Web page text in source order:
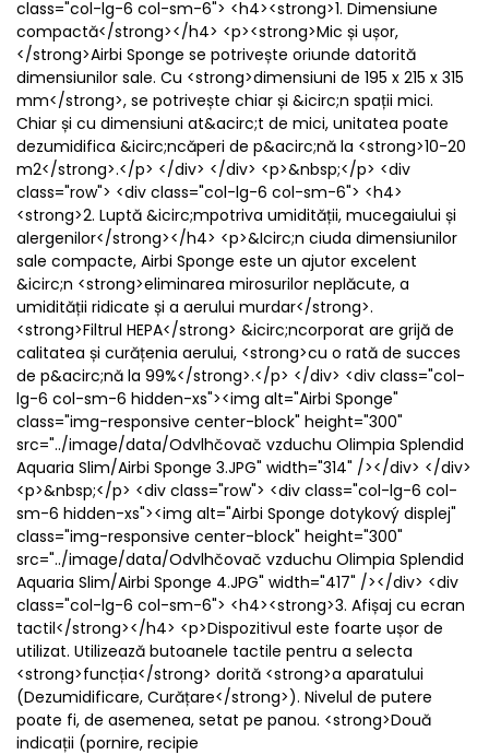
class="col-lg-6 col-sm-6"> <h4><strong>1. Dimensiune
compactă</strong></h4> <p><strong>Mic și ușor,
</strong>Airbi Sponge se potrivește oriunde datorită
dimensiunilor sale. Cu <strong>dimensiuni de 195 x 215 x 315
mm</strong>, se potrivește chiar și &icirc;n spații mici.
Chiar și cu dimensiuni at&acirc;t de mici, unitatea poate
dezumidifica &icirc;ncăperi de p&acirc;nă la <strong>10-20
m2</strong>.</p> </div> </div> <p>&nbsp;</p> <div
class="row"> <div class="col-lg-6 col-sm-6"> <h4>
<strong>2. Luptă &icirc;mpotriva umidității, mucegaiului și
alergenilor</strong></h4> <p>&Icirc;n ciuda dimensiunilor
sale compacte, Airbi Sponge este un ajutor excelent
&icirc;n <strong>eliminarea mirosurilor neplăcute, a
umidității ridicate și a aerului murdar</strong>.
<strong>Filtrul HEPA</strong> &icirc;ncorporat are grijă de
calitatea și curățenia aerului, <strong>cu o rată de succes
de p&acirc;nă la 99%</strong>.</p> </div> <div class="col-
lg-6 col-sm-6 hidden-xs"><img alt="Airbi Sponge"
class="img-responsive center-block" height="300"
src="../image/data/Odvlhčovač vzduchu Olimpia Splendid
Aquaria Slim/Airbi Sponge 3.JPG" width="314" /></div> </div>
<p>&nbsp;</p> <div class="row"> <div class="col-lg-6 col-
sm-6 hidden-xs"><img alt="Airbi Sponge dotykový displej"
class="img-responsive center-block" height="300"
src="../image/data/Odvlhčovač vzduchu Olimpia Splendid
Aquaria Slim/Airbi Sponge 4.JPG" width="417" /></div> <div
class="col-lg-6 col-sm-6"> <h4><strong>3. Afișaj cu ecran
tactil</strong></h4> <p>Dispozitivul este foarte ușor de
utilizat. Utilizează butoanele tactile pentru a selecta
<strong>funcția</strong> dorită <strong>a aparatului
(Dezumidificare, Curățare</strong>). Nivelul de putere
poate fi, de asemenea, setat pe panou. <strong>Două
indicații (pornire, recipie